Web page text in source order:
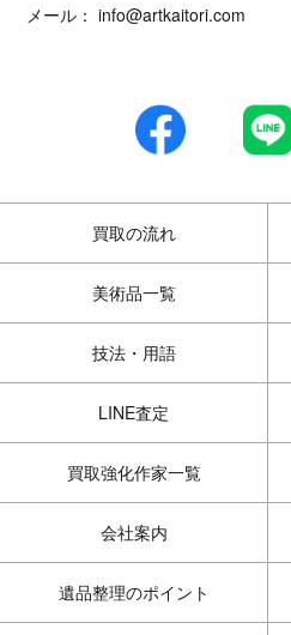
メール： info@artkaitori.com
買取の流れ
美術品一覧
技法・用語
LINE査定
買取強化作家一覧
会社案内
遺品整理のポイント